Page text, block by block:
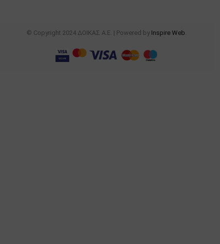
© Copyright 2024 ΔΟΙΚΑΣ Α.Ε. | Powered by Inspire Web.